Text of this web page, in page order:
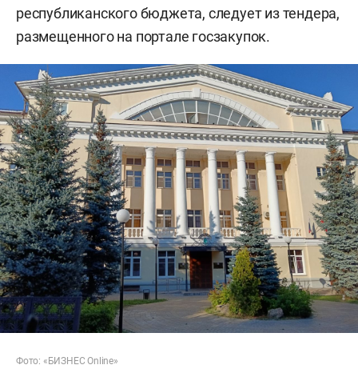
республиканского бюджета, следует из тендера,
размещенного на портале госзакупок.
Фото: «БИЗНЕС Online»